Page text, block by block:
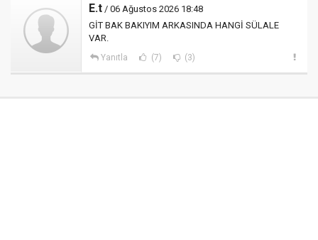
E.t / 06 Ağustos 2026 18:48
GİT BAK BAKIYIM ARKASINDA HANGİ SÜLALE
VAR.
Yanıtla (7) (3)